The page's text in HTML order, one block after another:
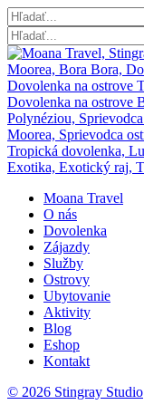
Moana Travel
O nás
Dovolenka
Zájazdy
Služby
Ostrovy
Ubytovanie
Aktivity
Blog
Eshop
Kontakt
© 2026 Stingray Studio